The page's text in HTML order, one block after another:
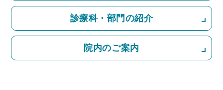
診療科・部門の紹介
院内のご案内